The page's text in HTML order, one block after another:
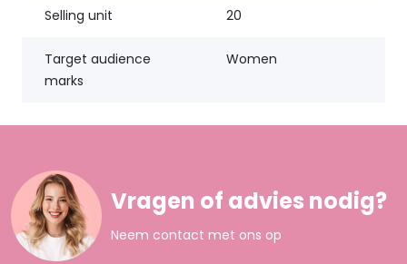
Selling unit 20
Target audience
marks
Women
Vragen of advies nodig?
Neem contact met ons op